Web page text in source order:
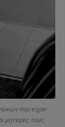
που είχαν
μητέρες τους.